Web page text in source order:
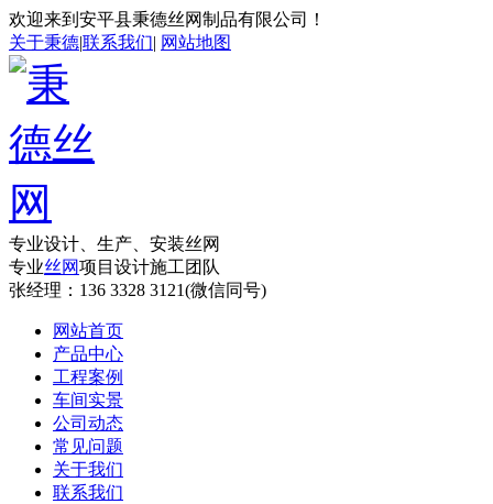
欢迎来到安平县秉德丝网制品有限公司！
关于秉德|联系我们| 网站地图
专业设计、生产、安装丝网
专业丝网项目设计施工团队
张经理： 136 3328 3121(微信同号)
网站首页
产品中心
工程案例
车间实景
公司动态
常见问题
关于我们
联系我们